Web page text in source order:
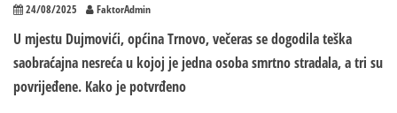
24/08/2025 FaktorAdmin
U mjestu Dujmovići, općina Trnovo, večeras se dogodila teška
saobraćajna nesreća u kojoj je jedna osoba smrtno stradala, a tri su
povrijeđene. Kako je potvrđeno